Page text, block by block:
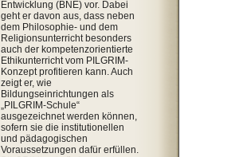
Entwicklung (BNE) vor. Dabei
geht er davon aus, dass neben
dem Philosophie- und dem
Religionsunterricht besonders
auch der kompetenzorientierte
Ethikunterricht vom PILGRIM-
Konzept profitieren kann. Auch
zeigt er, wie
Bildungseinrichtungen als
„PILGRIM-Schule“
ausgezeichnet werden können,
sofern sie die institutionellen
und pädagogischen
Voraussetzungen dafür erfüllen.